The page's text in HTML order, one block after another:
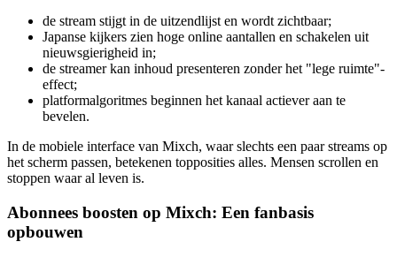
de stream stijgt in de uitzendlijst en wordt zichtbaar;
Japanse kijkers zien hoge online aantallen en schakelen uit
nieuwsgierigheid in;
de streamer kan inhoud presenteren zonder het "lege ruimte"-
effect;
platformalgoritmes beginnen het kanaal actiever aan te
bevelen.
In de mobiele interface van Mixch, waar slechts een paar streams op
het scherm passen, betekenen topposities alles. Mensen scrollen en
stoppen waar al leven is.
Abonnees boosten op Mixch: Een fanbasis
opbouwen